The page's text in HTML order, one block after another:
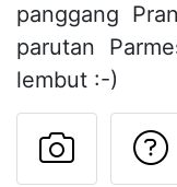
panggang
parutan
lembut :-)